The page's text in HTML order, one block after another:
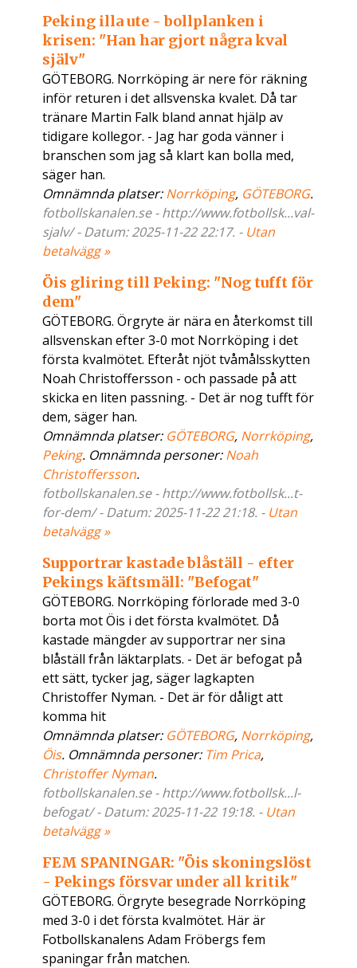
Peking illa ute - bollplanken i
krisen: "Han har gjort några kval
själv"
GÖTEBORG. Norrköping är nere för räkning
inför returen i det allsvenska kvalet. Då tar
tränare Martin Falk bland annat hjälp av
tidigare kollegor. - Jag har goda vänner i
branschen som jag så klart kan bolla med,
säger han.
Omnämnda platser:Norrköping, GÖTEBORG.
fotbollskanalen.se - http://www.fotbollsk...val-
sjalv/ - Datum: 2025-11-22 22:17. - Utan
betalvägg »
Öis gliring till Peking: "Nog tufft för
dem"
GÖTEBORG. Örgryte är nära en återkomst till
allsvenskan efter 3-0 mot Norrköping i det
första kvalmötet. Efteråt njöt tvåmålsskytten
Noah Christoffersson - och passade på att
skicka en liten passning. - Det är nog tufft för
dem, säger han.
Omnämnda platser: GÖTEBORG, Norrköping,
Peking. Omnämnda personer:Noah
Christoffersson.
fotbollskanalen.se - http://www.fotbollsk...t-
for-dem/ - Datum: 2025-11-22 21:18. - Utan
betalvägg »
Supportrar kastade blåställ - efter
Pekings käftsmäll: "Befogat"
GÖTEBORG. Norrköping förlorade med 3-0
borta mot Öis i det första kvalmötet. Då
kastade mängder av supportrar ner sina
blåställ från läktarplats. - Det är befogat på
ett sätt, tycker jag, säger lagkapten
Christoffer Nyman. - Det är för dåligt att
komma hit
Omnämnda platser: GÖTEBORG, Norrköping,
Öis. Omnämnda personer: Tim Prica,
Christoffer Nyman.
fotbollskanalen.se - http://www.fotbollsk...l-
befogat/ - Datum: 2025-11-22 19:18. - Utan
betalvägg »
FEM SPANINGAR: "Öis skoningslöst
- Pekings försvar under all kritik"
GÖTEBORG. Örgryte besegrade Norrköping
med 3-0 i det första kvalmötet. Här är
Fotbollskanalens Adam Fröbergs fem
spaningar från matchen.